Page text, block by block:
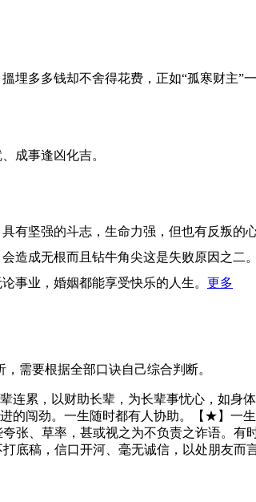
埋多多钱却不舍得花费，正如“孤寒财主”一
成事逢凶化吉。
有坚强的斗志，生命力强，但也有反叛的
造成无根而且钻牛角尖这是失败原因之二
事业，婚姻都能享受快乐的人生。 更多
需要根据全部口诀自己综合判断。
累，以财助长辈，为长辈事忧心，如身
的闯劲。一生随时都有人协助。【★】一
张、草率，甚或视之为不负责之诈语。有
底稿，信口开河、毫无诚信，以处朋友而